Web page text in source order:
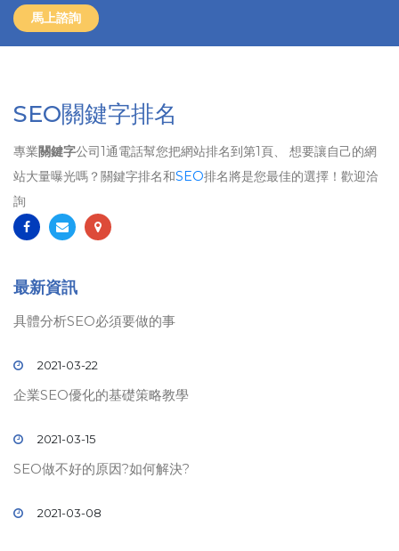
馬上諮詢
SEO關鍵字排名
專業關鍵字公司1通電話幫您把網站排名到第1頁、 想要讓自己的網
站大量曝光嗎？關鍵字排名和SEO排名將是您最佳的選擇！歡迎洽
詢
最新資訊
具體分析SEO必須要做的事
2021-03-22
企業SEO優化的基礎策略教學
2021-03-15
SEO做不好的原因?如何解決?
2021-03-08